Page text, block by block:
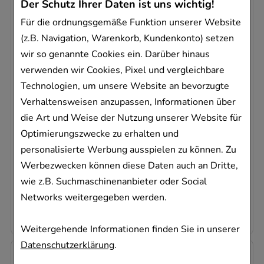
Der Schutz Ihrer Daten ist uns wichtig!
Für die ordnungsgemäße Funktion unserer Website
(z.B. Navigation, Warenkorb, Kundenkonto) setzen
wir so genannte Cookies ein. Darüber hinaus
verwenden wir Cookies, Pixel und vergleichbare
Technologien, um unsere Website an bevorzugte
Verhaltensweisen anzupassen, Informationen über
die Art und Weise der Nutzung unserer Website für
Optimierungszwecke zu erhalten und
personalisierte Werbung ausspielen zu können. Zu
Werbezwecken können diese Daten auch an Dritte,
wie z.B. Suchmaschinenanbieter oder Social
Networks weitergegeben werden.
Weitergehende Informationen finden Sie in unserer
Datenschutzerklärung.
VICHY NATURALBLEND getönter
Lippenbalsam coral
L'Oreal Deutschland GmbH Geschäftsbereich VICHY
4.5
Stifte
15236300
Dieses Produkt ist zur Zeit nicht verfügbar
AVP: 12,00 €²
2.071,11 € pro 1 kg